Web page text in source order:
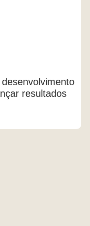
resultados